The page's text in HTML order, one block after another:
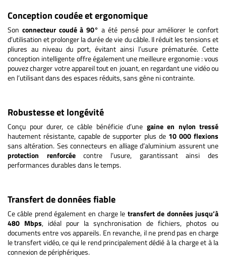
Conception coudée et ergonomique
Son connecteur coudé à 90° a été pensé pour améliorer le confort
d’utilisation et prolonger la durée de vie du câble. Il réduit les tensions et
pliures au niveau du port, évitant ainsi l’usure prématurée. Cette
conception intelligente offre également une meilleure ergonomie : vous
pouvez charger votre appareil tout en jouant, en regardant une vidéo ou
en l’utilisant dans des espaces réduits, sans gêne ni contrainte.
Robustesse et longévité
Conçu pour durer, ce câble bénéficie d’une gaine en nylon tressé
hautement résistante, capable de supporter plus de 10 000 flexions
sans altération. Ses connecteurs en alliage d’aluminium assurent une
protection renforcéecontre l’usure, garantissant ainsi des
performances durables dans le temps.
Transfert de données fiable
Ce câble prend également en charge le transfert de données jusqu’à
480 Mbps, idéal pour la synchronisation de fichiers, photos ou
documents entre vos appareils. En revanche, il ne prend pas en charge
le transfert vidéo, ce qui le rend principalement dédié à la charge et à la
connexion de périphériques.